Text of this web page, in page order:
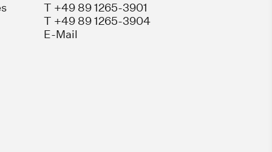
T +49 89 1265-3901
T +49 89 1265-3904
E-Mail